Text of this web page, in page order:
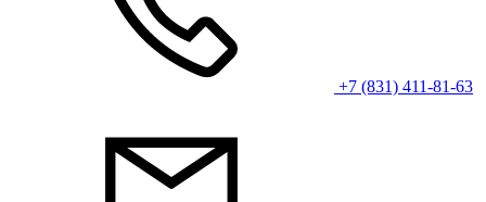
+7 (831) 411-81-63